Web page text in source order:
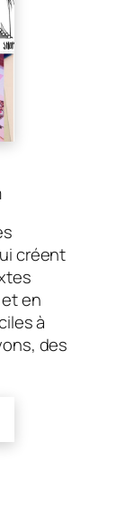
créent
en
à
des